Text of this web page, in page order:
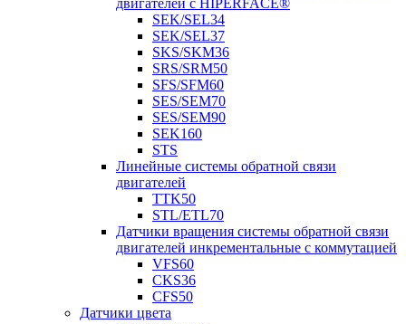
двигателей с HIPERFACE®
SEK/SEL34
SEK/SEL37
SKS/SKM36
SRS/SRM50
SFS/SFM60
SES/SEM70
SES/SEM90
SEK160
STS
Линейные системы обратной связи
двигателей
TTK50
STL/ETL70
Датчики вращения системы обратной связи
двигателей инкрементальные с коммутацией
VFS60
CKS36
CFS50
Датчики цвета